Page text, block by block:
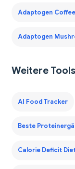
Adaptogen Coffee
Adaptogen
Weitere
AI Food Tracker
Beste
Calorie Deficit